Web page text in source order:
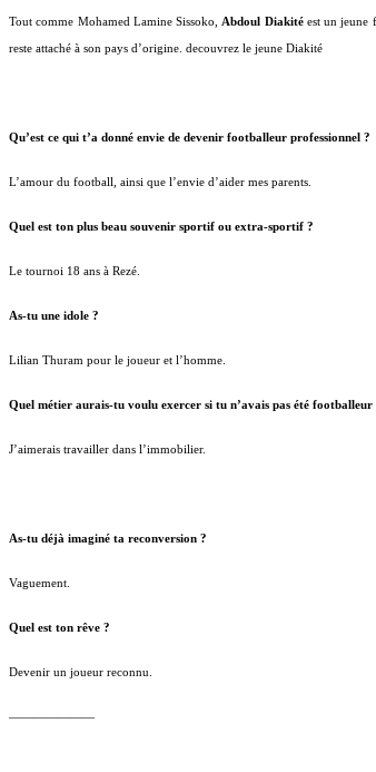
Tout comme Mohamed Lamine Sissoko, Abdoul Diakitéest un jeune
reste attaché à son pays d’origine. decouvrez le jeune Diakité
Qu’est ce qui t’a donné envie de devenir footballeur professionnel ?
L’amour du football, ainsi que l’envie d’aider mes parents.
Quel est ton plus beau souvenir sportif ou extra-sportif ?
Le tournoi 18 ans à Rezé.
As-tu une idole ?
Lilian Thuram pour le joueur et l’homme.
Quel métier aurais-tu voulu exercer si tu n’avais pas été footballeur
J’aimerais travailler dans l’immobilier.
As-tu déjà imaginé ta reconversion ?
Vaguement.
Quel est ton rêve ?
Devenir un joueur reconnu.
———————